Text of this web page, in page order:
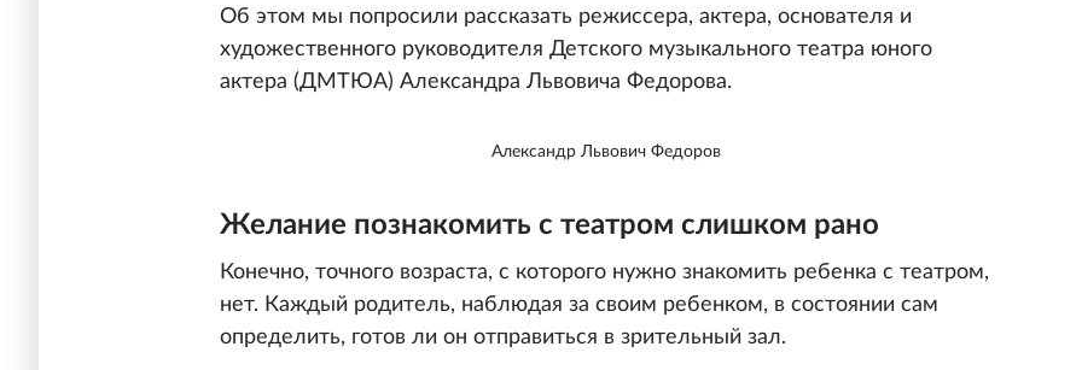
Об этом мы попросили рассказать режиссера, актера, основателя и
художественного руководителя Детского музыкального театра юного
актера (ДМТЮА) Александра Львовича Федорова.
Александр Львович Федоров
Желание познакомить с театром слишком рано
Конечно, точного возраста, с которого нужно знакомить ребенка с театром,
нет. Каждый родитель, наблюдая за своим ребенком, в состоянии сам
определить, готов ли он отправиться в зрительный зал.